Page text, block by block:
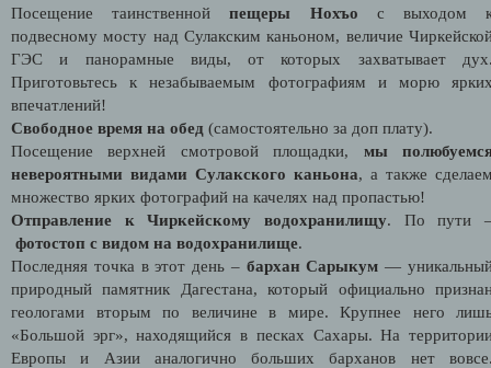
Посещение таинственнойпещеры Нохъо с выходом
подвесному мосту над Сулакским каньоном, величие
ГЭС и панорамные виды, от которых захватывает
Приготовьтесь к незабываемым фотографиям и морю
впечатлений!
Свободное время на обед (самостоятельно за доп плату).
Посещение верхней смотровой площадки, мы
невероятными видами Сулакского каньона, а также
множество ярких фотографий на качелях над пропастью!
Отправление к Чиркейскому водохранилищу. По пути
фотостоп с видом на водохранилище.
Последняя точка в этот день – бархан Сарыкум —
природный памятник Дагестана, который официально
геологами вторым по величине в мире. Крупнее него
«Большой эрг», находящийся в песках Сахары. На
Европы и Азии аналогично больших барханов нет